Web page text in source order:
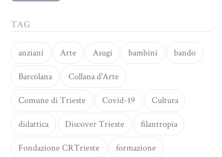
TAG
anziani Arte Asugi bambini bando
Barcolana Collana d'Arte
Comune di Trieste Covid-19 Cultura
didattica Discover Trieste filantropia
Fondazione CRTrieste formazione